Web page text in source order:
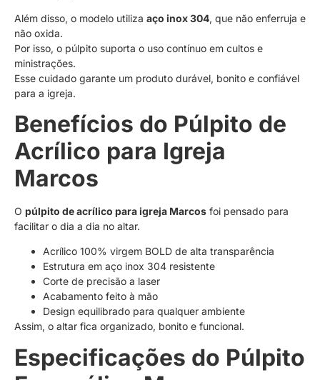
Além disso, o modelo utiliza aço inox 304, que não enferruja e
não oxida.
Por isso, o púlpito suporta o uso contínuo em cultos e
ministrações.
Esse cuidado garante um produto durável, bonito e confiável
para a igreja.
Benefícios do Púlpito de
Acrílico para Igreja
Marcos
O púlpito de acrílico para igreja Marcos foi pensado para
facilitar o dia a dia no altar.
Acrílico 100% virgem BOLD de alta transparência
Estrutura em aço inox 304 resistente
Corte de precisão a laser
Acabamento feito à mão
Design equilibrado para qualquer ambiente
Assim, o altar fica organizado, bonito e funcional.
Especificações do Púlpito